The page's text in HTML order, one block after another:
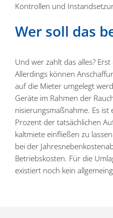
Kontrollen und
Wer soll das
Und wer zahlt das alles?
Aller­dings können
auf die Mieter umgelegt
Geräte im Rahmen der
ni­sie­rungs­maß­nahme. Es ist
Prozent der tatsäch­lichen
kalt­miete einfließen zu
bei der
Betriebs­kosten. Für die
existiert noch kein